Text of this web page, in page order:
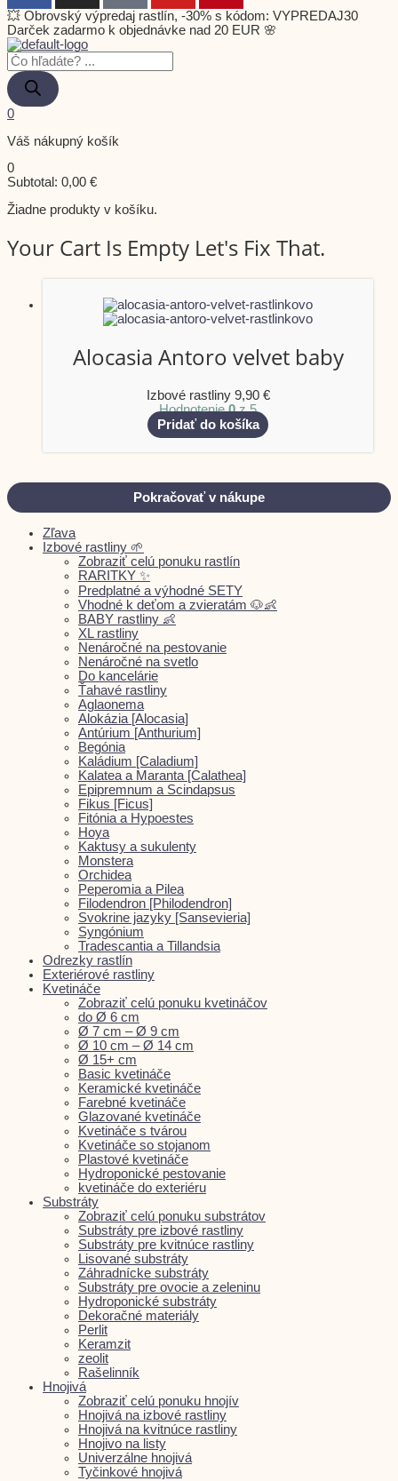
💥 Obrovský výpredaj rastlín, -30% s kódom: VYPREDAJ30
Darček zadarmo k objednávke nad 20 EUR 🌸
0
Váš nákupný košík
0
Subtotal: 0,00 €
Žiadne produkty v košíku.
Your Cart Is Empty Let's Fix That.
Alocasia Antoro velvet baby
Izbové rastliny 9,90 €
Hodnotenie0z 5
Pridať do košíka
Pokračovať v nákupe
Zľava
Izbové rastliny 🌱
Zobraziť celú ponuku rastlín
RARITKY ✨
Predplatné a výhodné SETY
Vhodné k deťom a zvieratám 🐶👶
BABY rastliny 👶
XL rastliny
Nenáročné na pestovanie
Nenáročné na svetlo
Do kancelárie
Ťahavé rastliny
Aglaonema
Alokázia [Alocasia]
Antúrium [Anthurium]
Begónia
Kaládium [Caladium]
Kalatea a Maranta [Calathea]
Epipremnum a Scindapsus
Fikus [Ficus]
Fitónia a Hypoestes
Hoya
Kaktusy a sukulenty
Monstera
Orchidea
Peperomia a Pilea
Filodendron [Philodendron]
Svokrine jazyky [Sansevieria]
Syngónium
Tradescantia a Tillandsia
Odrezky rastlín
Exteriérové rastliny
Kvetináče
Zobraziť celú ponuku kvetináčov
do Ø 6 cm
Ø 7 cm – Ø 9 cm
Ø 10 cm – Ø 14 cm
Ø 15+ cm
Basic kvetináče
Keramické kvetináče
Farebné kvetináče
Glazované kvetináče
Kvetináče s tvárou
Kvetináče so stojanom
Plastové kvetináče
Hydroponické pestovanie
kvetináče do exteriéru
Substráty
Zobraziť celú ponuku substrátov
Substráty pre izbové rastliny
Substráty pre kvitnúce rastliny
Lisované substráty
Záhradnícke substráty
Substráty pre ovocie a zeleninu
Hydroponické substráty
Dekoračné materiály
Perlit
Keramzit
zeolit
Rašelinník
Hnojivá
Zobraziť celú ponuku hnojív
Hnojivá na izbové rastliny
Hnojivá na kvitnúce rastliny
Hnojivo na listy
Univerzálne hnojivá
Tyčinkové hnojivá